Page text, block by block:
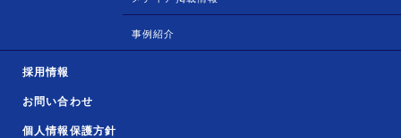
事例紹介
採用情報
お問い合わせ
個人情報保護方針